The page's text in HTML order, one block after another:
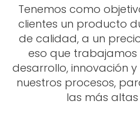
Tenemos como
clientes un producto
de calidad, a un
eso que
desarrollo, innovación
nuestros procesos,
las más altas